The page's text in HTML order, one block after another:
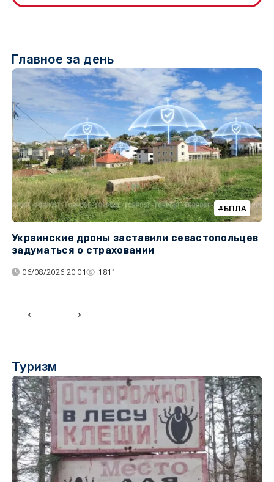
Главное за день
БПЛА
Украинские дроны заставили севастопольцев
задуматься о страховании
06/08/2026 20:01 1811
Туризм